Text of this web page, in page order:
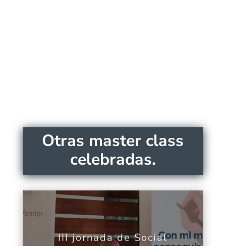
Otras master class
celebradas.
III jornada de Social